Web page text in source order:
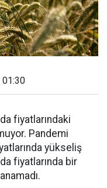
01:30
fiyatlarındaki
Pandemi
yükseliş
fiyatlarında bir